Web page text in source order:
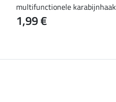
multifunctionele karabijnhaak
1,99 €